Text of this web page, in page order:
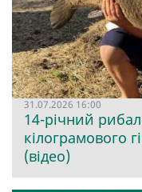
31.07.2026 16:00
14-річний
кілограмового
(відео)